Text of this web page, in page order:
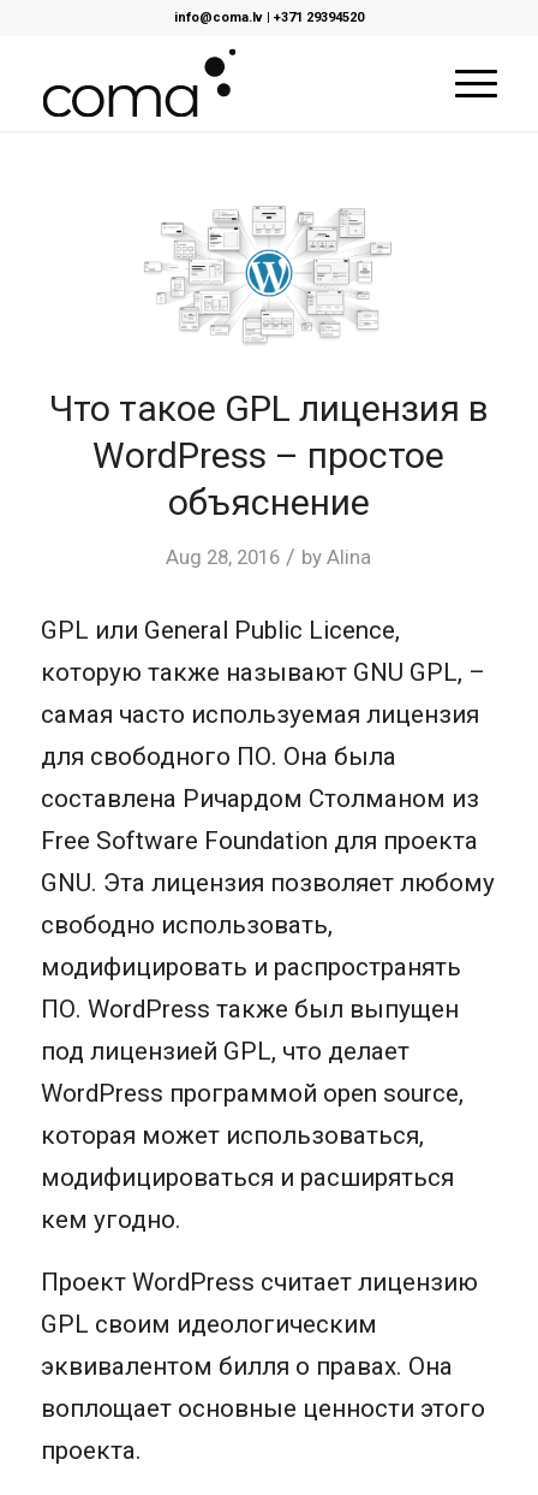
info@coma.lv| +371 29394520
Что такое GPL лицензия в
WordPress – простое
объяснение
Aug 28, 2016 / byAlina
GPL или General Public Licence,
которую также называют GNU GPL, –
самая часто используемая лицензия
для свободного ПО. Она была
составлена Ричардом Столманом из
Free Software Foundation для проекта
GNU. Эта лицензия позволяет любому
свободно использовать,
модифицировать и распространять
ПО. WordPress также был выпущен
под лицензией GPL, что делает
WordPress программой open source,
которая может использоваться,
модифицироваться и расширяться
кем угодно.
Проект WordPress считает лицензию
GPL своим идеологическим
эквивалентом билля о правах. Она
воплощает основные ценности этого
проекта.